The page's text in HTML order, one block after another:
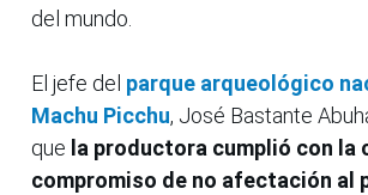
del mundo.
El jefe del parque arqueológico
Machu Picchu, José Bastante
que la productora cumplió con la
compromiso de no afectación al